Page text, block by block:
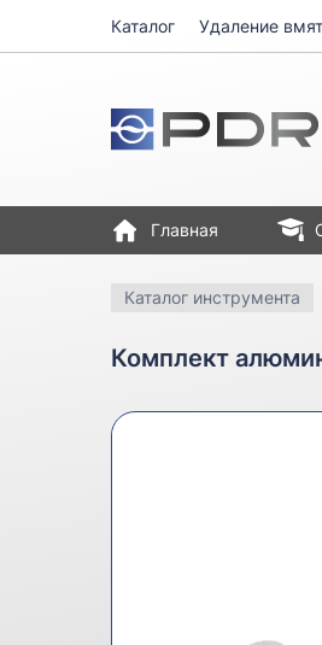
Каталог Удаление
Главная
Каталог инструмента
Комплект